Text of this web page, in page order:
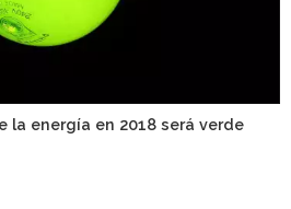
la energía en 2018 será verde